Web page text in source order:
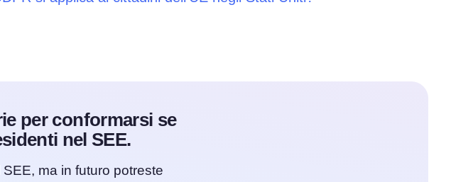
per conformarsi se
nel SEE.
ma in futuro potreste